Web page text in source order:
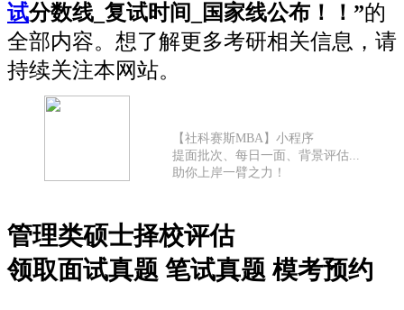
试分数线_复试时间_国家线公布！！”的
全部内容。想了解更多考研相关信息，请
持续关注本网站。
【社科赛斯MBA】小程序
提面批次、每日一面、背景评估...
助你上岸一臂之力！
管理类硕士择校评估
领取面试真题 笔试真题 模考预约